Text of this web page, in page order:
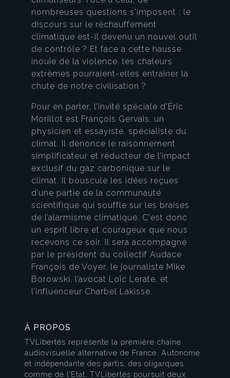
nombreuses questions s'imposent : le
discours sur le réchauffement
climatique est-il devenu un nouvel outil
de contrôle ? Et face à cette hausse
inouïe de la violence, les chaleurs
extrêmes pourraient-elles entraîner la
chute de notre civilisation ?
Pour en parler, l’invité spéciale d’Éric
Morillot est François Gervais, un
physicien et essayiste, spécialiste du
climat. Il dénonce le raisonnement
simplificateur et réducteur de l’impact
exclusif du gaz carbonique sur le
climat. Il bouscule les idées reçues
d’une partie de la communauté
scientifique qui souffle sur les braises
de l’alarmisme climatique. C'est donc
un esprit libre et courageux que nous
recevons ce soir. Il sera accompagné
par le président du collectif Audace
François de Voyer, le journaliste Mike
Borowski, l’avocat Loïc Lerate, et
l’influenceur Charbel Lakisse.
À PROPOS
TVLibertés représente la première chaîne
audiovisuelle alternative de France. Autonome
et indépendante des partis, des oligarques
comme de l’Etat, TVLibertés poursuit deux